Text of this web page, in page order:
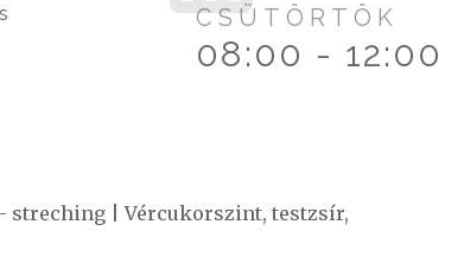
CSÜTÖRTÖK
08:00 - 12:00
streching | Vércukorszint, testzsír,